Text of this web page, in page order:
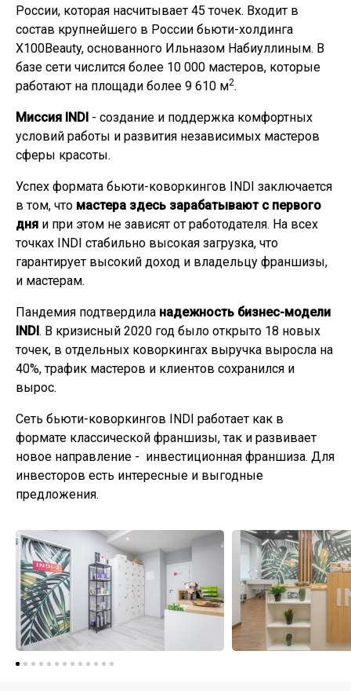
России, которая насчитывает 45 точек. Входит в
состав крупнейшего в России бьюти-холдинга
X100Beauty, основанного Ильназом Набиуллиным. В
базе сети числится более 10 000 мастеров, которые
работают на площади более 9 610 м2.
Миссия INDI - создание и поддержка комфортных
условий работы и развития независимых мастеров
сферы красоты.
Успех формата бьюти-коворкингов INDI заключается
в том, что мастера здесь зарабатывают с первого
дня и при этом не зависят от работодателя. На всех
точках INDI стабильно высокая загрузка, что
гарантирует высокий доход и владельцу франшизы,
и мастерам.
Пандемия подтвердила надежность бизнес-модели
INDI. В кризисный 2020 год было открыто 18 новых
точек, в отдельных коворкингах выручка выросла на
40%, трафик мастеров и клиентов сохранился и
вырос.
Сеть бьюти-коворкингов INDI работает как в
формате классической франшизы, так и развивает
новое направление - инвестиционная франшиза. Для
инвесторов есть интересные и выгодные
предложения.